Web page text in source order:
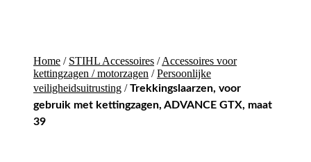
Home / STIHL Accessoires /Accessoires voor
kettingzagen / motorzagen /Persoonlijke
veiligheidsuitrusting /Trekkingslaarzen, voor
gebruik met kettingzagen, ADVANCE GTX, maat
39